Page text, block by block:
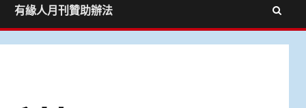
有緣人月刊贊助辦法